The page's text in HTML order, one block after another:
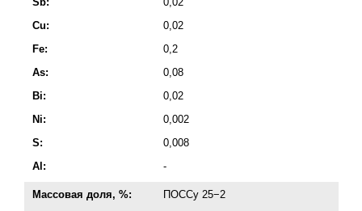
Cu:
0,02
Fe:
0,2
As:
0,08
Bi:
0,02
Ni:
0,002
S:
0,008
Al:
-
Массовая доля, %:
ПОССу 25−2